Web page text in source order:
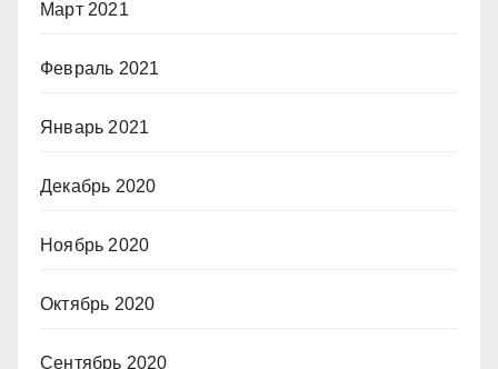
Март 2021
Февраль 2021
Январь 2021
Декабрь 2020
Ноябрь 2020
Октябрь 2020
Сентябрь 2020